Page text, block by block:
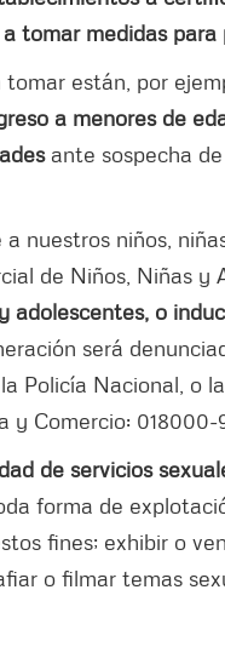
tomar medidas
están, por
a menores de
ante sospecha
nuestros niños,
de Niños, Niñas y
adolescentes, o
será
la Policía Nacional, o
Comercio: 018000-
de servicios
forma de
fines; exhibir o
o filmar temas